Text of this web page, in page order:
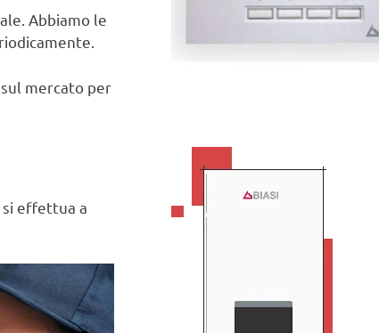
Abbiamo le
mercato per
si effettua a